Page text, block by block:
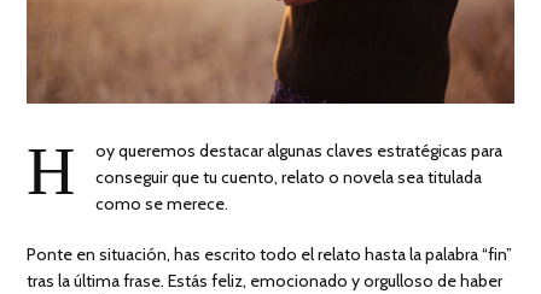
H
oy queremos destacar algunas claves estratégicas para
conseguir que tu cuento, relato o novela sea titulada
como se merece.
Ponte en situación, has escrito todo el relato hasta la palabra “fin”
tras la última frase. Estás feliz, emocionado y orgulloso de haber